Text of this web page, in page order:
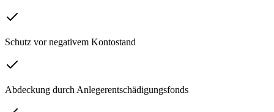
Schutz vor negativem Kontostand
Abdeckung durch Anlegerentschädigungsfonds